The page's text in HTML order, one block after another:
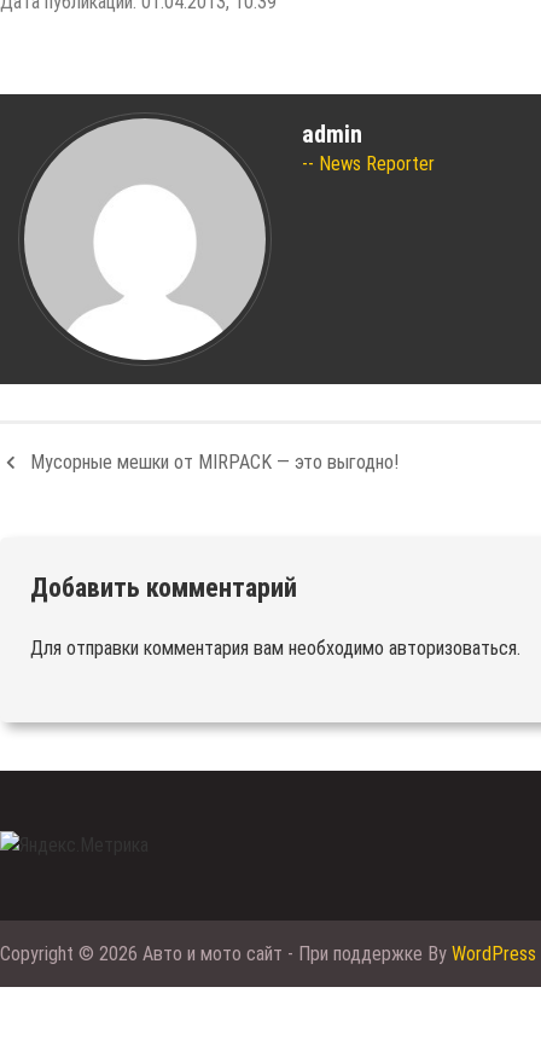
admin
News Reporter
Мусорные мешки от MIRPACK — это выгодно!
Добавить комментарий
Для отправки комментария вам необходимо авторизоваться.
Copyright © 2026 Авто и мото сайт - При поддержке By WordPress